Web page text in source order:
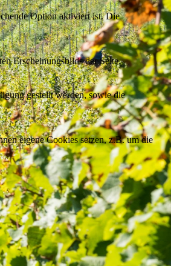
Option aktiviert ist. Die
Erscheinungsbilds der Seite.
gestellt werden, sowie die
eigene Cookies setzen, z.B. um die